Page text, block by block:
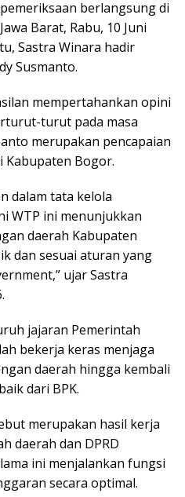
berlangsung di
Barat, Rabu, 10 Juni
Sastra Winara hadir
Susmanto.
mempertahankan opini
turut pada masa
merupakan pencapaian
Kabupaten Bogor.
dalam tata kelola
WTP ini menunjukkan
daerah Kabupaten
dan sesuai aturan yang
ujar Sastra
jajaran Pemerintah
bekerja keras menjaga
daerah hingga kembali
dari BPK.
merupakan hasil kerja
daerah dan DPRD
ini menjalankan fungsi
secara optimal.